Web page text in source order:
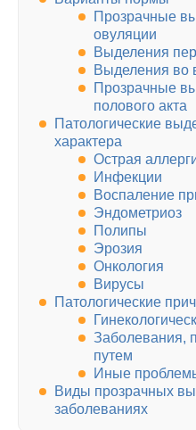
Прозрачные
овуляции
Выделения
Выделения во
Прозрачные
полового акта
Патологические
характера
Острая
Инфекции
Воспаление
Эндометриоз
Полипы
Эрозия
Онкология
Вирусы
Патологические
Заболевания,
путем
Иные
Виды прозрачных
заболеваниях